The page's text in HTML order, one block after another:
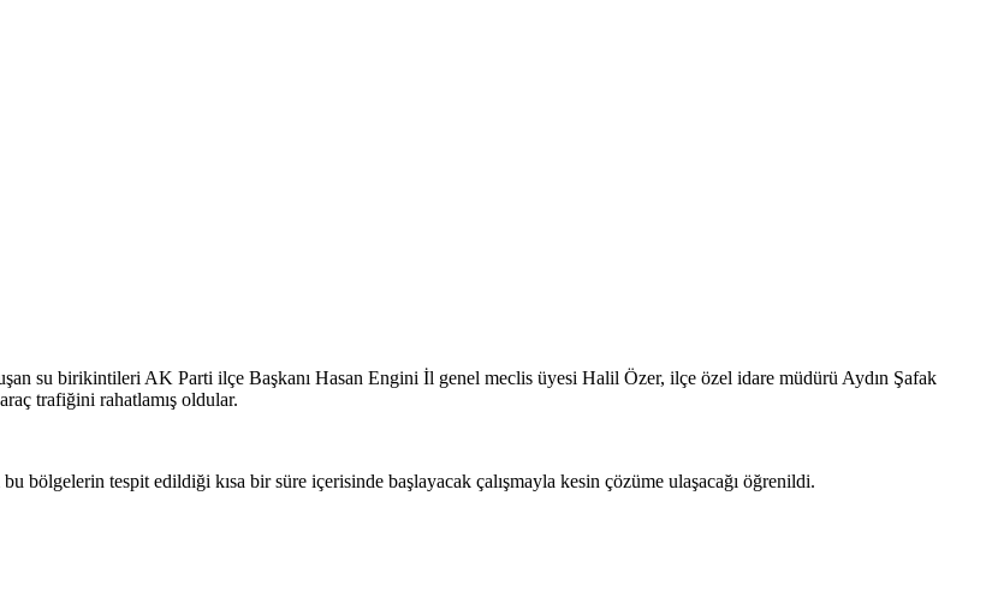
su birikintileri AK Parti ilçe Başkanı Hasan Engini İl genel meclis üyesi Halil Özer, ilçe özel idare müdürü Aydın Şafak
trafiğini rahatlamış oldular.
bölgelerin tespit edildiği kısa bir süre içerisinde başlayacak çalışmayla kesin çözüme ulaşacağı öğrenildi.